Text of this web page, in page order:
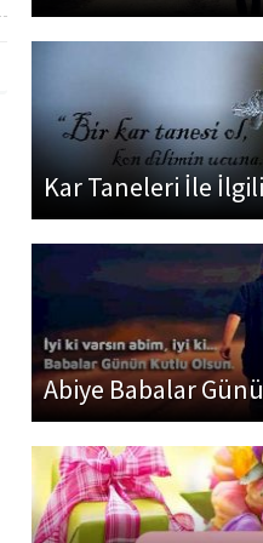
Kar Taneleri İle
Abiye Babalar Günü